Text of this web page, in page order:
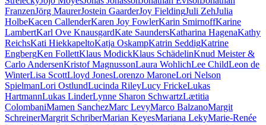
FranzenJörg MaurerJostein GaarderJoy FieldingJuli ZehJulia
HolbeKacen CallenderKaren Joy FowlerKarin SmirnoffKarine
LambertKarl Ove KnausgardKate SaundersKatharina HagenaKathy
ReichsKati HiekkapeltoKatja OskampKatrin SeddigKatrine
EngbergKen FollettKlaus ModickKlaus SchädelinKnud Meister &
Carlo AndersenKristof MagnussonLaura WohlichLee ChildLeon de
WinterLisa ScottLloyd JonesLorenzo MaroneLori Nelson
SpielmanLori OstlundLucinda RileyLucy FrickeLukas
HartmannLukas LinderLynne Sharon SchwartzLætitia
ColombaniMamen SanchezMarc LevyMarco BalzanoMargit
SchreinerMargrit SchriberMarian KeyesMariana LekyMarie-Renée